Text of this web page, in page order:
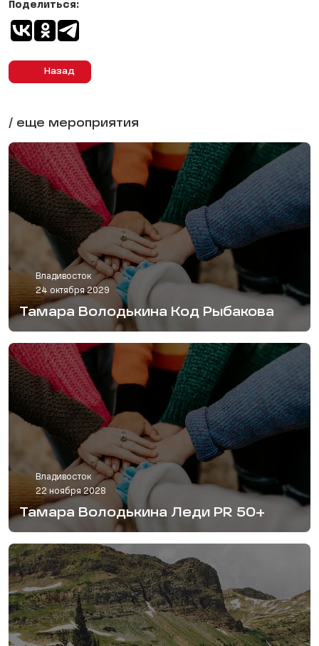
Назад
Поделиться:
/ еще мероприятия
Владивосток
24 октября 2029
Тамара Володькина Код Рыбакова
Владивосток
22 ноября 2028
Тамара Володькина Леди PR 50+